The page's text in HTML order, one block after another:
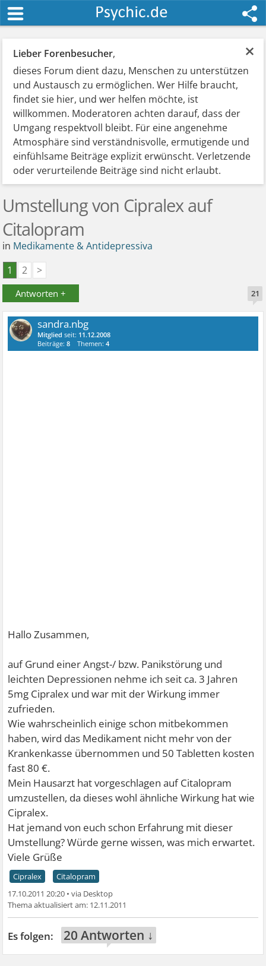
×
Lieber Forenbesucher,
dieses Forum dient dazu, Menschen zu unterstützen
und Austausch zu ermöglichen. Wer Hilfe braucht,
findet sie hier, und wer helfen möchte, ist
willkommen. Moderatoren achten darauf, dass der
Umgang respektvoll bleibt. Für eine angenehme
Atmosphäre sind verständnisvolle, ermutigende und
einfühlsame Beiträge explizit erwünscht. Verletzende
oder verurteilende Beiträge sind nicht erlaubt.
Umstellung von Cipralex auf
Citalopram
in Medikamente & Antidepressiva
1
2 >
Antworten + 21
sandra.nbg
Mitglied seit: 11.12.2008
Beiträge:8 Themen:4
Hallo Zusammen,
auf Grund einer Angst-/ bzw. Panikstörung und
leichten Depressionen nehme ich seit ca. 3 Jahren
5mg Cipralex und war mit der Wirkung immer
zufrieden.
Wie wahrscheinlich einige schon mitbekommen
haben, wird das Medikament nicht mehr von der
Krankenkasse übernommen und 50 Tabletten kosten
fast 80 €.
Mein Hausarzt hat vorgeschlagen auf Citalopram
umzustellen, da dieses wohl ähnliche Wirkung hat wie
Cipralex.
Hat jemand von euch schon Erfahrung mit dieser
Umstellung? Würde gerne wissen, was mich erwartet.
Viele Grüße
Cipralex
Citalopram
17.10.2011 20:20 •
12.11.2011
20 Antworten ↓